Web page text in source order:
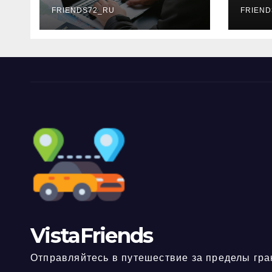
FRIENDS72_RU
VistaFriends
Отправляйтесь в путешествие за пределы